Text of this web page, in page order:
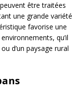
être traitées
une grande variété
favorise une
qu’il
d’un paysage rural